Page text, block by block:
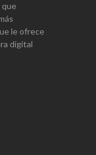
le ofrece
digital